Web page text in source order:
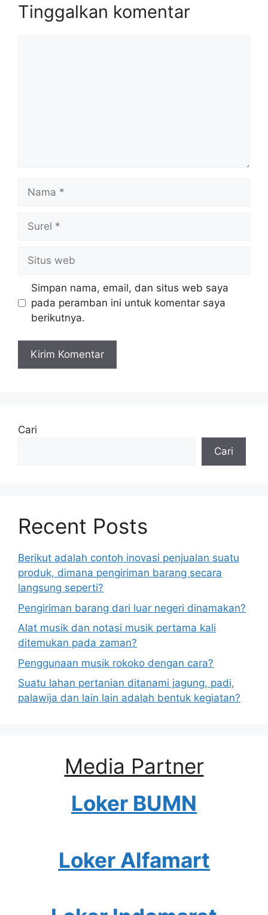
Tinggalkan komentar
web
Simpan nama, email, dan situs web saya
pada peramban ini untuk komentar saya
berikutnya.
Cari
Cari
Recent Posts
Berikut adalah contoh inovasi penjualan suatu
produk, dimana pengiriman barang secara
langsung seperti?
Pengiriman barang dari luar negeri dinamakan?
Alat musik dan notasi musik pertama kali
ditemukan pada zaman?
Penggunaan musik rokoko dengan cara?
Suatu lahan pertanian ditanami jagung, padi,
palawija dan lain lain adalah bentuk kegiatan?
Media Partner
Loker BUMN
Loker Alfamart